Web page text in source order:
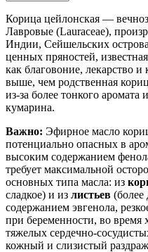
Корица цейлонская —
Лавровые (Lauraceae),
Индии, Сейшельских
ценных пряностей,
как благовоние, лекарство
выше, чем родственная
из-за более тонкого
кумарина.
Важно: Эфирное масло
потенциально опасных в
высоким содержанием
требует максимальной
основных типа масла: из
сладкое) и из листьев (более
содержанием эвгенола,
при беременности, во
тяжелых сердечно-
кожный и слизистый